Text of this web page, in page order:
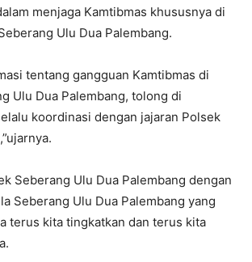
menjaga Kamtibmas khususnya di
Ulu Dua Palembang.
tentang gangguan Kamtibmas di
Ulu Dua Palembang, tolong di
koordinasi dengan jajaran Polsek
Seberang Ulu Dua Palembang dengan
Seberang Ulu Dua Palembang yang
terus kita tingkatkan dan terus kita